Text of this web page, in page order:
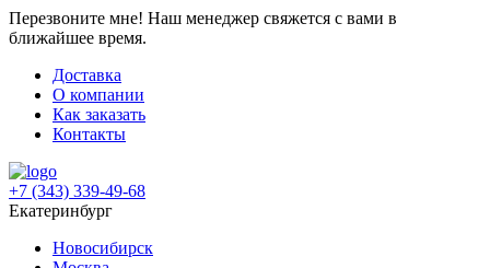
Перезвоните мне! Наш менеджер свяжется с вами в
ближайшее время.
Доставка
О компании
Как заказать
Контакты
+7 (343) 339-49-68
Екатеринбург
Новосибирск